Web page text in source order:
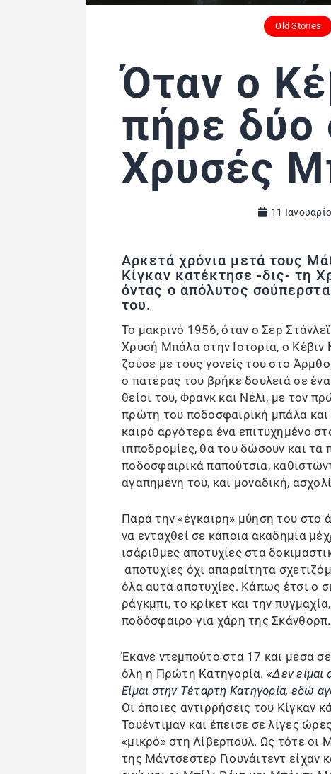
Old Stories
Όταν ο
πήρε δύο
Χρυσές
11
Αρκετά χρόνια μετά τους
Κίγκαν κατέκτησε -δις- τη
όντας ο απόλυτος
του.
Το μακρινό 1956, όταν ο Σερ
Χρυσή Μπάλα στην Ιστορία, ο Κέβιν
ζούσε με τους γονείς του στο
ο πατέρας του βρήκε δουλειά σε
θείοι του, Φρανκ και Νέλι, με τον
πρώτη του ποδοσφαιρική μπάλα και
καιρό αργότερα ένα επιτυχημένο
ιπποδρομίες, θα του δώσουν και τα
ποδοσφαιρικά παπούτσια,
αγαπημένη του, και μοναδική,
Παρά την «έγκαιρη» μύηση του στο
να ενταχθεί σε κάποια ακαδημία
ισάριθμες αποτυχίες στα
αποτυχίες όχι απαραίτητα
όλα αυτά αποτυχίες. Κάπως έτσι ο
ράγκμπι, το κρίκετ και την
ποδόσφαιρο για χάρη της Σκάνθορπ.
Έκανε ντεμπούτο στα 17 και μέσα
όλη η Πρώτη Κατηγορία. «Δεν είμαι
Είμαι στην Τέταρτη Κατηγορία, εδώ
Οι όποιες αντιρρήσεις του Κίγκαν
Τουέντιμαν και έπεισε σε λίγες
«μικρό» στη Λίβερπουλ. Ως τότε
της Μάντσεστερ Γιουνάιτεντ είχαν